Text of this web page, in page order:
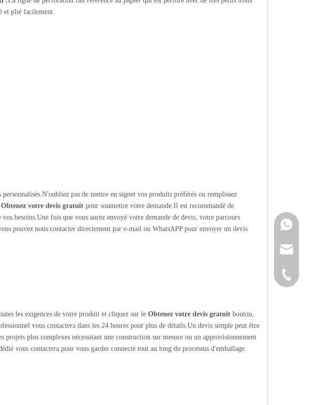
et plié facilement.
pas de mettre en signet vos produits préférés ou remplissez
Obtenez votre devis gratuit pour soumettre votre demande.Il est recommandé de
besoins.Une fois que vous aurez envoyé votre demande de devis, votre parcours
pouvez nous contacter directement par e-mail ou WhatsAPP pour envoyer un devis
les exigences de votre produit et cliquez sur leObtenez votre devis gratuit bouton,
vous contactera dans les 24 heures pour plus de détails.Un devis simple peut être
projets plus complexes nécessitant une construction sur mesure ou un approvisionnement
vous contactera pour vous garder connecté tout au long du processus d'emballage.
+86-